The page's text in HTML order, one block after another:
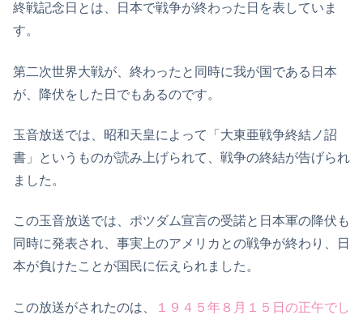
終戦記念日とは、日本で戦争が終わった日を表していま
す。
第二次世界大戦が、終わったと同時に我が国である日本
が、降伏をした日でもあるのです。
玉音放送では、昭和天皇によって「大東亜戦争終結ノ詔
書」というものが読み上げられて、戦争の終結が告げられ
ました。
この玉音放送では、ポツダム宣言の受諾と日本軍の降伏も
同時に発表され、事実上のアメリカとの戦争が終わり、日
本が負けたことが国民に伝えられました。
この放送がされたのは、
１９４５年８月１５日の正午でし